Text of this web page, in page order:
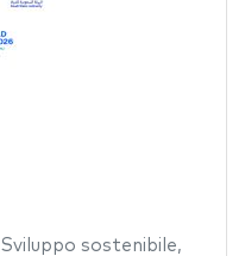
Sviluppo sostenibile,